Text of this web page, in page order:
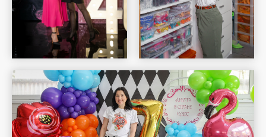
Шар Удачи на карте Москвы — Яндекс Карты